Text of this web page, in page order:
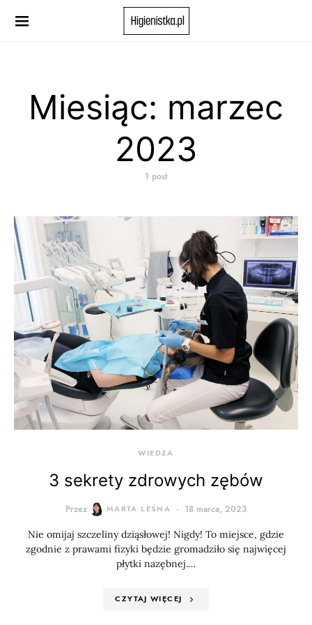
Search for:
Miesiąc: marzec
2023
1 post
WIEDZA
3 sekrety zdrowych zębów
Przez MARTA LEŚNA 18 marca, 2023
Nie omijaj szczeliny dziąsłowej! Nigdy! To miejsce, gdzie
zgodnie z prawami fizyki będzie gromadziło się najwięcej
płytki nazębnej.…
CZYTAJ WIĘCEJ